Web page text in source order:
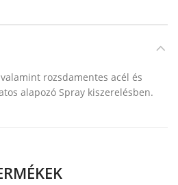
rozsdamentes acél és
alapozó Spray kiszerelésben.